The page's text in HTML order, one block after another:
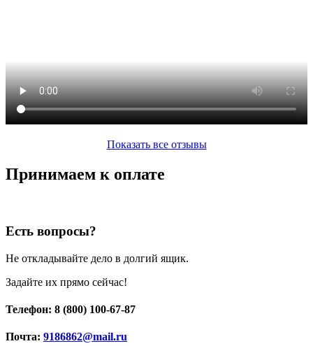
Показать все отзывы
Принимаем к оплате
Есть вопросы?
Не откладывайте дело в долгий ящик.
Задайте их прямо сейчас!
Телефон: 8 (800) 100-67-87
Почта: 9186862@mail.ru